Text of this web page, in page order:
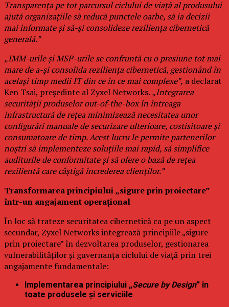
Transparența pe tot parcursul ciclului de viață al produsului
ajută organizațiile să reducă punctele oarbe, să ia decizii
mai informate și să-și consolideze reziliența cibernetică
generală.”
„IMM-urile și MSP-urile se confruntă cu o presiune tot mai
mare de a-și consolida reziliența cibernetică, gestionând în
același timp medii IT din ce în ce mai complexe”, a declarat
Ken Tsai, președinte al Zyxel Networks. „Integrarea
securității produselor out-of-the-box în întreaga
infrastructură de rețea minimizează necesitatea unor
configurări manuale de securizare ulterioare, costisitoare și
consumatoare de timp. Acest lucru le permite partenerilor
noștri să implementeze soluțiile mai rapid, să simplifice
auditurile de conformitate și să ofere o bază de rețea
rezilientă care câștigă încrederea clienților.”
Transformarea principiului „sigure prin proiectare”
într-un angajament operațional
În loc să trateze securitatea cibernetică ca pe un aspect
secundar, Zyxel Networks integrează principiile „sigure
prin proiectare” în dezvoltarea produselor, gestionarea
vulnerabilităților și guvernanța ciclului de viață prin trei
angajamente fundamentale:
Implementarea principiului „Secure by Design” în
toate produsele și serviciile